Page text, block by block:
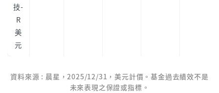
技-
R
美
元
資料來源 : 晨星，2025/12/31，美元計價。基金過去績效不是
未來表現之保證或指標。